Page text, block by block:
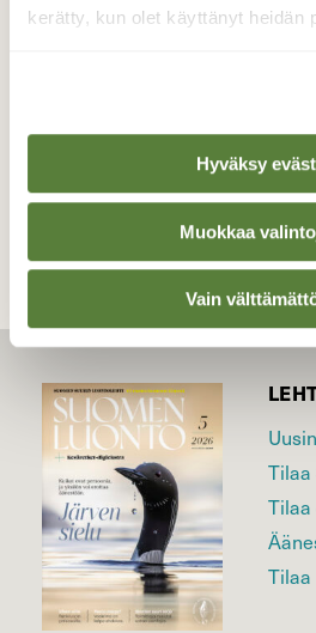
kerätty, kun olet käyttänyt heidän
Hyväksy
Muokkaa
Vain
Amiraalikin käy
TAKAISIN
Tilaa